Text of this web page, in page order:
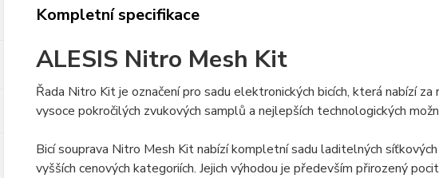
Kompletní specifikace
ALESIS Nitro Mesh Kit
Řada Nitro Kit je označení pro sadu elektronických bicích, která nabízí
vysoce pokročilých zvukových samplů a nejlepších technologických
Bicí souprava Nitro Mesh Kit nabízí kompletní sadu laditelných
vyšších cenových kategoriích. Jejich výhodou je především přirozený